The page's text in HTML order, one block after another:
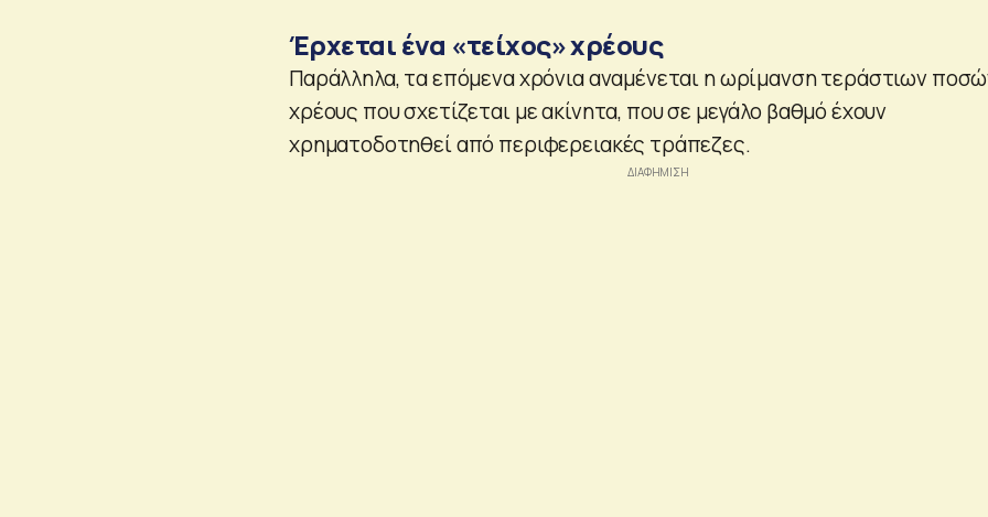
Έρχεται ένα «τείχος» χρέους
Παράλληλα, τα επόμενα χρόνια αναμένεται η ωρίμανση τεράστιων
χρέους που σχετίζεται με ακίνητα, που σε μεγάλο βαθμό έχουν
χρηματοδοτηθεί από περιφερειακές τράπεζες.